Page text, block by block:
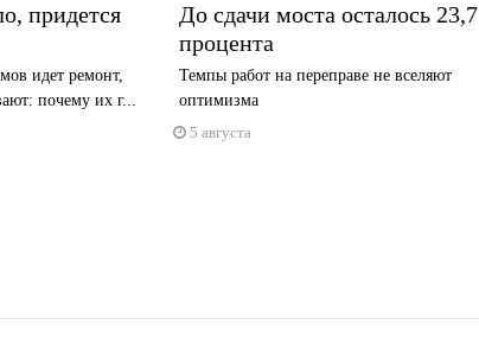
придется
идет ремонт,
почему их г...
До сдачи моста осталось 23,7
процента
Темпы работ на переправе не вселяют
оптимизма
5 августа